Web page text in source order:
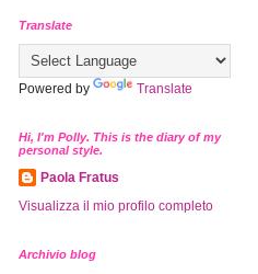
Translate
Powered by Translate
Hi, I'm Polly. This is the diary of my
personal style.
Paola Fratus
Visualizza il mio profilo completo
Archivio blog